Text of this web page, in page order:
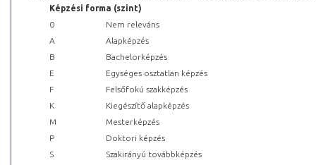
Képzési forma (szint)
0
Nem releváns
A
Alapképzés
B
Bachelorképzés
E
Egységes osztatlan képzés
F
Felsőfokú szakképzés
K
Kiegészítő alapképzés
M
Mesterképzés
P
Doktori képzés
S
Szakirányú továbbképzés